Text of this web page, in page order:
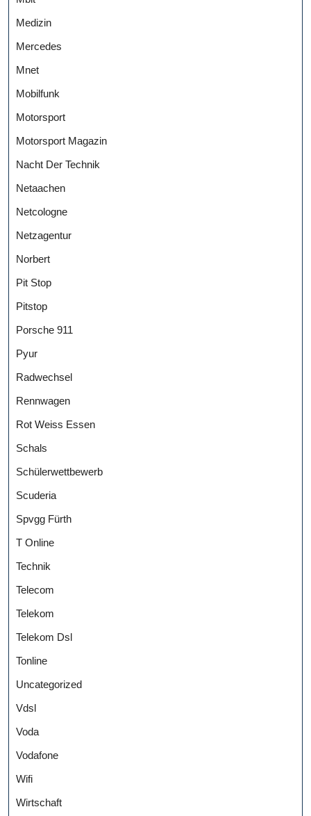
Medizin
Mercedes
Mnet
Mobilfunk
Motorsport
Motorsport Magazin
Nacht Der Technik
Netaachen
Netcologne
Netzagentur
Norbert
Pit Stop
Pitstop
Porsche 911
Pyur
Radwechsel
Rennwagen
Rot Weiss Essen
Schals
Schülerwettbewerb
Scuderia
Spvgg Fürth
T Online
Technik
Telecom
Telekom
Telekom Dsl
Tonline
Uncategorized
Vdsl
Voda
Vodafone
Wifi
Wirtschaft